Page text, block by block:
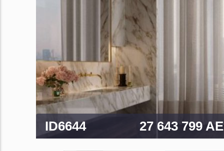
ID6644 27 643 799